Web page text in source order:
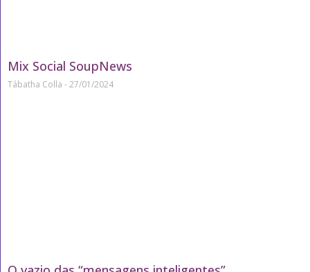
Mix Social SoupNews
Tábatha Colla 27/01/2024